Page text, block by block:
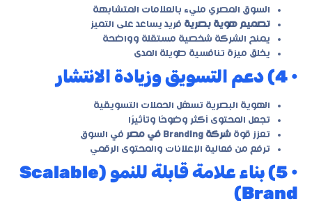
السوق المصري مليء بالعلامات المتشابهة
تصميم هوية بصرية فريد يساعد على التميز
يمنح الشركة شخصية مستقلة وواضحة
يخلق ميزة تنافسية طويلة المدى
• 4) دعم التسويق وزيادة الانتشار
الهوية البصرية تسهّل الحملات التسويقية
تجعل المحتوى أكثر وضوحًا وتأثيرًا
تعزز قوة شركة Branding في مصر
في السوق
ترفع من فعالية الإعلانات والمحتوى الرقمي
• 5) بناء علامة قابلة للنمو (Scalable
Brand)